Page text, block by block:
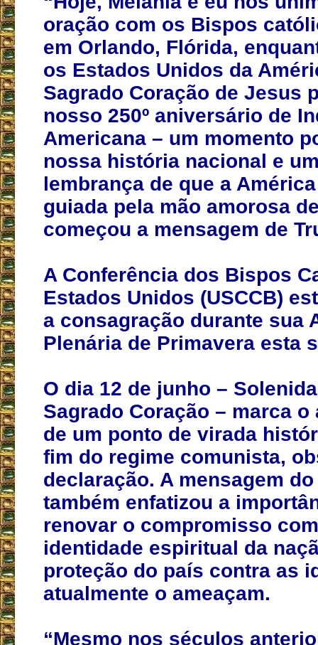
oração com os Bispos
em Orlando, Flórida,
os Estados Unidos da
Sagrado Coração de Jesus
nosso 250º aniversário de
Americana – um momento
nossa história nacional e
lembrança de que a
guiada pela mão amorosa
começou a mensagem de
A Conferência dos Bispos
Estados Unidos (USCCB)
a consagração durante sua
Plenária de Primavera esta
O dia 12 de junho –
Sagrado Coração – marca
de um ponto de virada
fim do regime comunista,
declaração. A mensagem
também enfatizou a
renovar o compromisso
identidade espiritual da
proteção do país contra as
atualmente o ameaçam.
“Mesmo nos séculos